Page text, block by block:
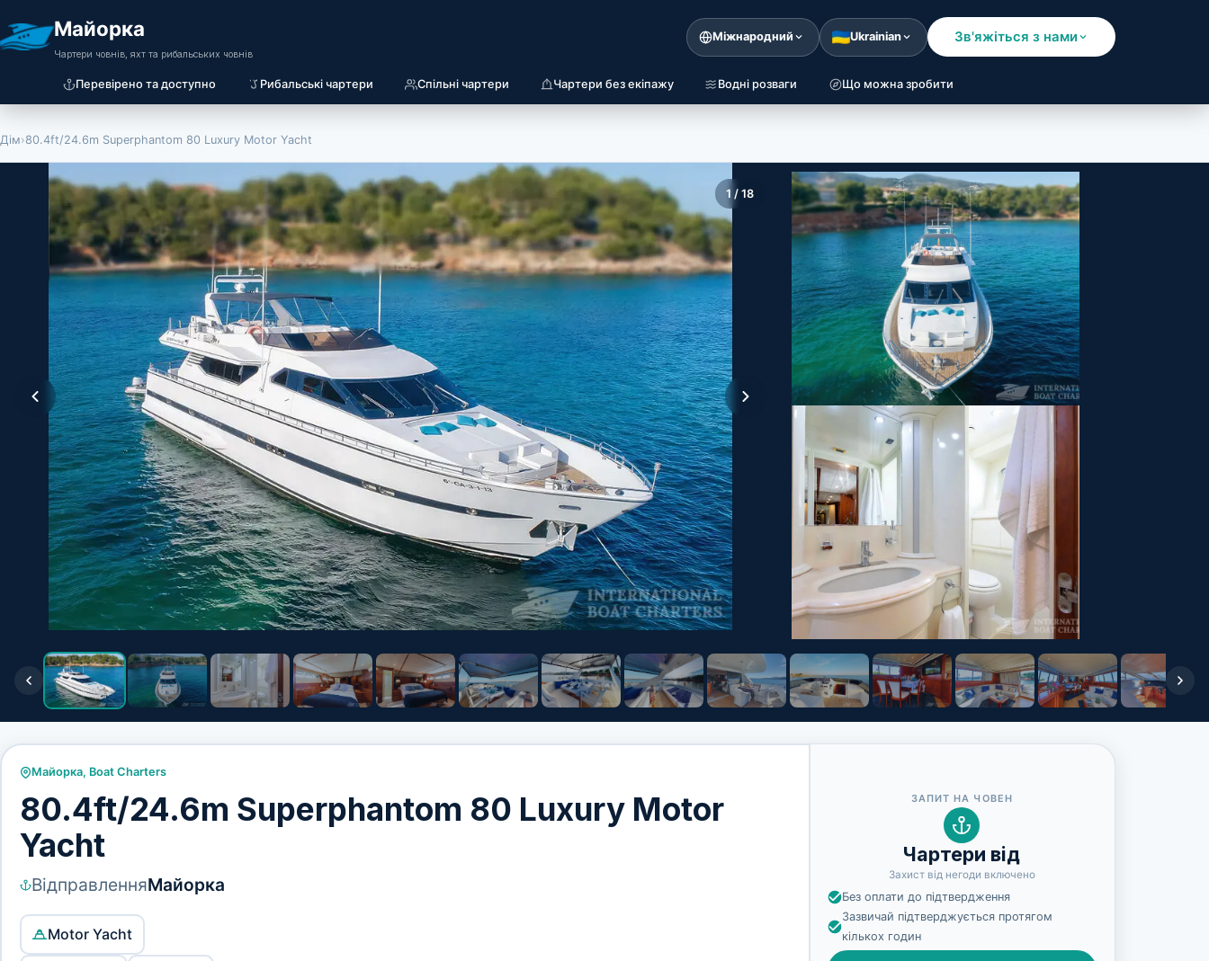
Майорка
Чартери човнів, яхт та рибальських човнів
Міжнародний Ukrainian Зв'яжіться з нами
Перевірено та доступно Рибальські чартери Спільні чартери Чартери без екіпажу Водні розваги Що можна зробити
Дім›80.4ft/24.6m Superphantom 80 Luxury Motor Yacht
1 /18
Майорка, Boat Charters
80.4ft/24.6m Superphantom 80 Luxury Motor
Yacht
ВідправленняМайорка
Motor Yacht
ЗАПИТ НА ЧОВЕН
Чартери від
Захист від негоди включено
Без оплати до підтвердження
Зазвичай підтверджується протягом
кількох годин